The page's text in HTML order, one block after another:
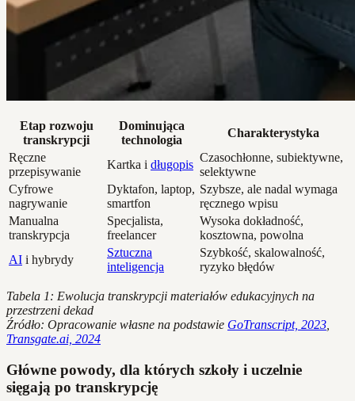
Etap rozwoju
transkrypcji
Dominująca
technologia
Charakterystyka
Ręczne
przepisywanie
Kartka i długopis
Czasochłonne, subiektywne,
selektywne
Cyfrowe
nagrywanie
Dyktafon, laptop,
smartfon
Szybsze, ale nadal wymaga
ręcznego wpisu
Manualna
transkrypcja
Specjalista,
freelancer
Wysoka dokładność,
kosztowna, powolna
AI i hybrydy
Sztuczna
inteligencja
Szybkość, skalowalność,
ryzyko błędów
Tabela 1: Ewolucja transkrypcji materiałów edukacyjnych na
przestrzeni dekad
Źródło: Opracowanie własne na podstawie GoTranscript, 2023
Transgate.ai, 2024
Główne powody, dla których szkoły i uczelnie
sięgają po transkrypcję